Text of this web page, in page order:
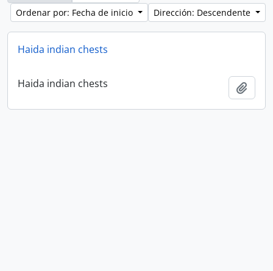
Ordenar por: Fecha de inicio
Dirección: Descendente
Haida indian chests
Haida indian chests